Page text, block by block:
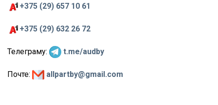
+375 (29) 657 10 61
+375 (29) 632 26 72
Телеграму: t.me/audby
Почте: allpartby@gmail.com